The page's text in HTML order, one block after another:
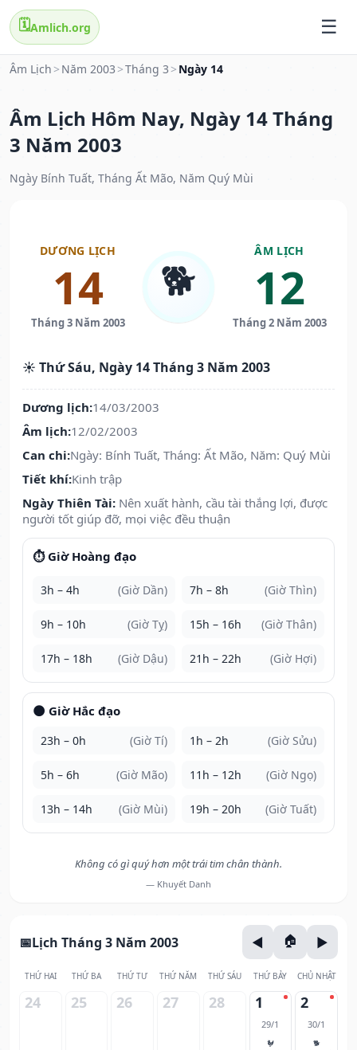
🗓️Amlich.org
Âm Lịch > Năm 2003 >Tháng 3 > Ngày 14
Âm Lịch Hôm Nay, Ngày 14 Tháng
3 Năm 2003
Ngày Bính Tuất, Tháng Ất Mão, Năm Quý Mùi
DƯƠNG LỊCH
14
Tháng 3 Năm 2003
🐕
ÂM LỊCH
12
Tháng 2 Năm 2003
☀️ Thứ Sáu, Ngày 14 Tháng 3 Năm 2003
Dương lịch:14/03/2003
Âm lịch:12/02/2003
Can chi:Ngày: Bính Tuất, Tháng: Ất Mão, Năm: Quý Mùi
Tiết khí:Kinh trập
Ngày Thiên Tài: Nên xuất hành, cầu tài thắng lợi, được
người tốt giúp đỡ, mọi việc đều thuận
⏱️ Giờ Hoàng đạo
3h – 4h (Giờ Dần) 7h – 8h (Giờ Thìn)
9h – 10h (Giờ Tỵ) 15h – 16h (Giờ Thân)
17h – 18h (Giờ Dậu) 21h – 22h (Giờ Hợi)
🌑 Giờ Hắc đạo
23h – 0h (Giờ Tí) 1h – 2h (Giờ Sửu)
5h – 6h (Giờ Mão) 11h – 12h (Giờ Ngọ)
13h – 14h (Giờ Mùi) 19h – 20h (Giờ Tuất)
Không có gì quý hơn một trái tim chân thành.
— Khuyết Danh
Lịch Tháng 3 Năm 2003
THỨ HAI THỨ BA THỨ TƯ THỨ NĂM THỨ SÁU THỨ BẢY CHỦ NHẬT
24 25 26 27 28 1
29/1
🐓
2
30/1
🐕